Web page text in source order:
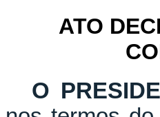
ATO
O